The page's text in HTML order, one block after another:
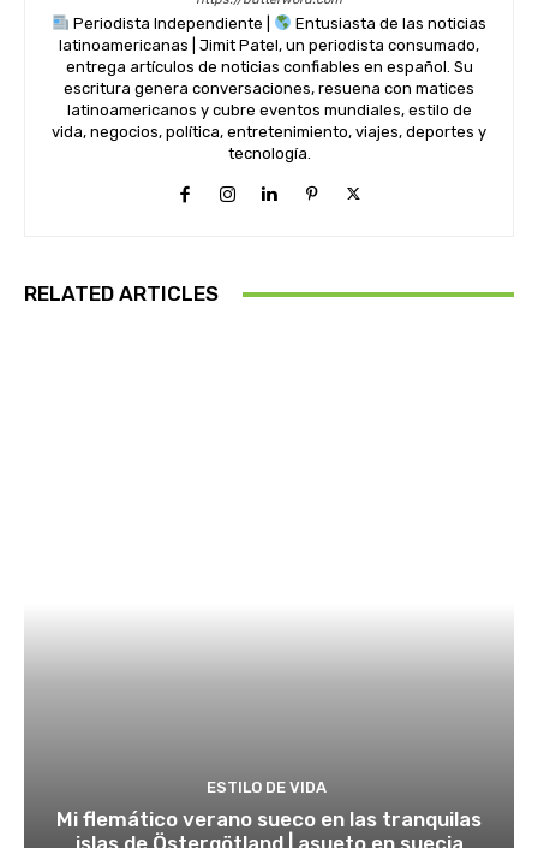
Periodista Independiente |
Entusiasta de las noticias
latinoamericanas | Jimit Patel, un periodista consumado,
entrega artículos de noticias confiables en español. Su
escritura genera conversaciones, resuena con matices
latinoamericanos y cubre eventos mundiales, estilo de
vida, negocios, política, entretenimiento, viajes, deportes y
tecnología.
RELATED ARTICLES
ESTILO DE VIDA
Mi flemático verano sueco en las tranquilas
islas de Östergötland | asueto en suecia